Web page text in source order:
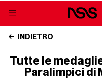
AUTORE
IN QUESTO ARTICOLO